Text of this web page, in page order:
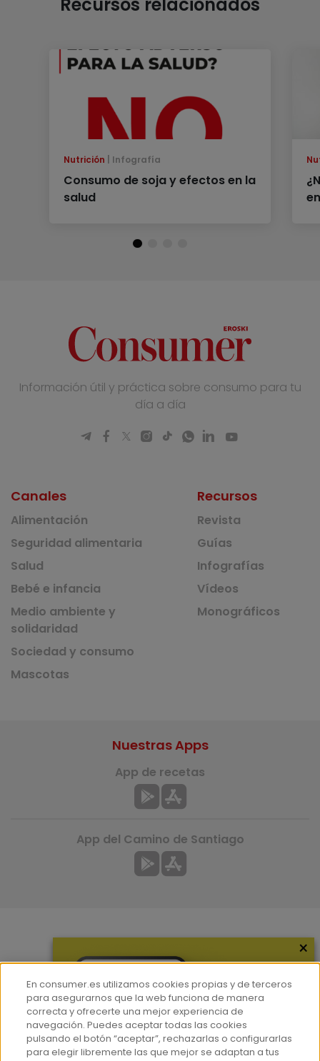
Recursos relacionados
Nutrición Infografía
Consumo de soja y efectos en la
salud
Información útil y práctica sobre consumo para tu
día a día
Canales
Alimentación
Seguridad alimentaria
Salud
Bebé e infancia
Medio ambiente y
solidaridad
Sociedad y consumo
Mascotas
Recursos
Revista
Guías
Infografías
Vídeos
Monográficos
Hemeroteca
Contacto
Prensa
Nuestras Apps
App de recetas
App del Camino de Santiago
×
En consumer.es utilizamos cookies propias y de terceros
para asegurarnos que la web funciona de manera
correcta y ofrecerte una mejor experiencia de
navegación. Puedes aceptar todas las cookies
pulsando el botón “aceptar”, rechazarlas o configurarlas
para elegir libremente las que mejor se adaptan a tus